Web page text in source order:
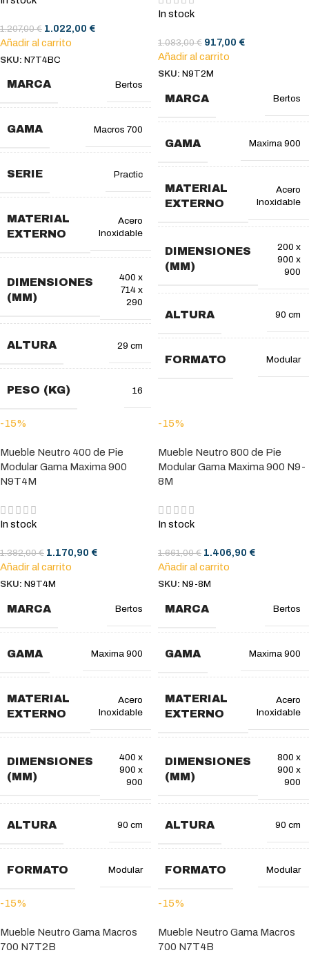
1.207,00€ 1.022,00 €
Añadir al carrito
SKU: N7T4BC
MARCA Bertos
GAMA Macros 700
SERIE Practic
MATERIAL
EXTERNO
Acero
Inoxidable
DIMENSIONES
(MM)
400 x
714 x
290
ALTURA 29 cm
PESO (KG) 16
In stock
1.083,00€ 917,00 €
Añadir al carrito
SKU: N9T2M
MARCA Bertos
GAMA Maxima 900
MATERIAL
EXTERNO
Acero
Inoxidable
DIMENSIONES
(MM)
200 x
900 x
900
ALTURA 90 cm
FORMATO Modular
-15%
Mueble Neutro 400 de Pie
Modular Gama Maxima 900
N9T4M
In stock
1.382,00€ 1.170,90 €
Añadir al carrito
SKU: N9T4M
MARCA Bertos
GAMA Maxima 900
MATERIAL
EXTERNO
Acero
Inoxidable
DIMENSIONES
(MM)
400 x
900 x
900
ALTURA 90 cm
FORMATO Modular
-15%
Mueble Neutro 800 de Pie
Modular Gama Maxima 900 N9-
8M
In stock
1.661,00€ 1.406,90 €
Añadir al carrito
SKU: N9-8M
MARCA Bertos
GAMA Maxima 900
MATERIAL
EXTERNO
Acero
Inoxidable
DIMENSIONES
(MM)
800 x
900 x
900
ALTURA 90 cm
FORMATO Modular
-15%
Mueble Neutro Gama Macros
700 N7T2B
-15%
Mueble Neutro Gama Macros
700 N7T4B